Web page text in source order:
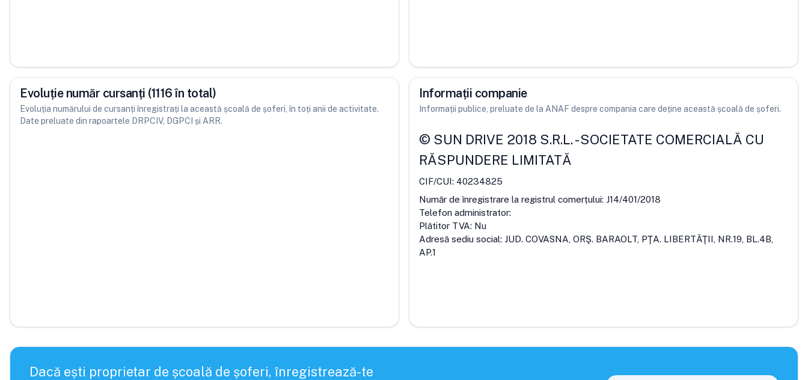
Evoluție număr cursanți (1116 în total)
Evoluția numărului de cursanți înregistrați la această școală de șoferi, în toți anii de activitate.
Date preluate din rapoartele DRPCIV, DGPCI și ARR.
Informații companie
Informații publice, preluate de la ANAF despre compania care deține această școală de șoferi.
© SUN DRIVE 2018 S.R.L.-SOCIETATE COMERCIALĂ CU
RĂSPUNDERE LIMITATĂ
CIF/CUI: 40234825
Număr de înregistrare la registrul comerțului: J14/401/2018
Telefon administrator:
Plătitor TVA: Nu
Adresă sediu social: JUD. COVASNA, ORŞ. BARAOLT, PŢA. LIBERTĂŢII, NR.19, BL.4B,
AP.1
Dacă ești proprietar de școală de șoferi, înregistrează-te